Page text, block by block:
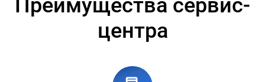
Преимущества сервис-
центра